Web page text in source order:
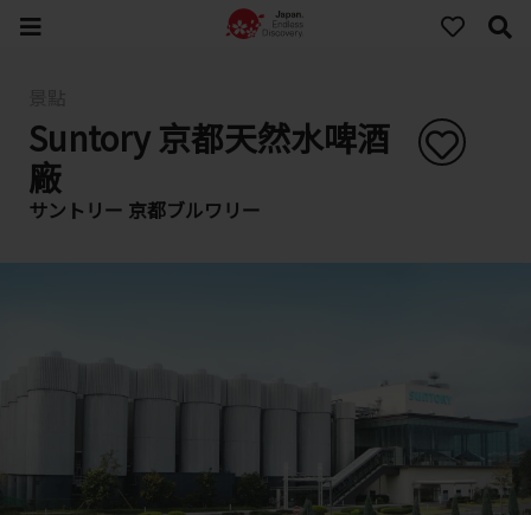
Suntory 京都天然水啤酒
廠
サントリー 京都ブルワリー